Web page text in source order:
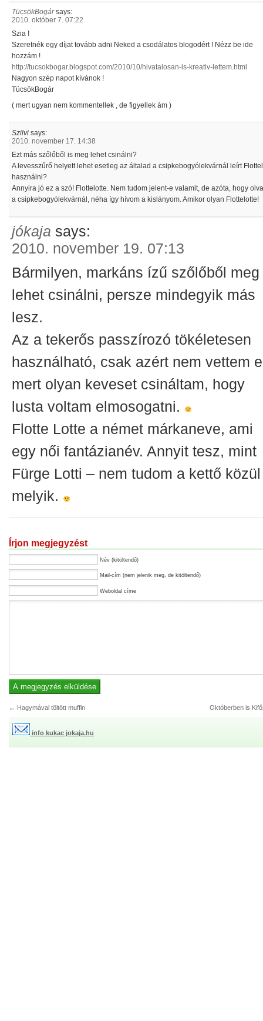
TücsökBogár says:
2010. október 7. 07:22
Szia !
Szeretnék egy díjat tovább adni Neked a csodálatos blogodért ! Nézz be ide
hozzám !
http://tucsokbogar.blogspot.com/2010/10/hivatalosan-is-kreativ-lettem.html
Nagyon szép napot kívánok !
TücsökBogár
( mert ugyan nem kommentellek , de figyellek ám )
Szilvi says:
2010. november 17. 14:38
Ezt más szőlőből is meg lehet csinálni?
A levesszűrő helyett lehet esetleg az általad a csipkebogyólekvárnál leírt
használni?
Annyira jó ez a szó! Flottelotte. Nem tudom jelent-e valamit, de azóta, hogy
a csipkebogyólekvárnál, néha így hívom a kislányom. Amikor olyan Flottelotte!
jókaja says:
2010. november 19. 07:13
Bármilyen, markáns ízű szőlőből meg
lehet csinálni, persze mindegyik más
lesz.
Az a tekerős passzírozó tökéletesen
használható, csak azért nem vettem
mert olyan keveset csináltam, hogy
lusta voltam elmosogatni.
Flotte Lotte a német márkaneve, ami
egy női fantázianév. Annyit tesz, mint
Fürge Lotti – nem tudom a kettő közül
melyik.
Írjon megjegyzést
Név (kitöltendő)
Mail-cím (nem jelenik meg, de kitöltendő)
Weboldal címe
← Hagymával töltött muffin Októberben is
info kukac jokaja.hu